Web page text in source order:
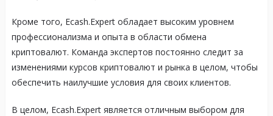
Кроме того, Ecash.Expert обладает высоким уровнем
профессионализма и опыта в области обмена
криптовалют. Команда экспертов постоянно следит за
изменениями курсов криптовалют и рынка в целом, чтобы
обеспечить наилучшие условия для своих клиентов.
В целом, Ecash.Expert является отличным выбором для